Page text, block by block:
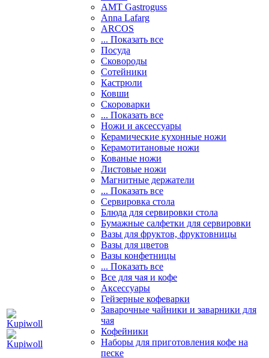
AMT Gastroguss
Anna Lafarg
ARCOS
... Показать все
Посуда
Сковороды
Сотейники
Кастрюли
Ковши
Скороварки
... Показать все
Ножи и аксессуары
Керамические кухонные ножи
Керамотитановые ножи
Кованые ножи
Листовые ножи
Магнитные держатели
... Показать все
Сервировка стола
Блюда для сервировки стола
Бумажные салфетки для сервировки
Вазы для фруктов, фруктовницы
Вазы для цветов
Вазы конфетницы
... Показать все
Все для чая и кофе
Аксессуары
Гейзерные кофеварки
Заварочные чайники и заварники для
чая
Кофейники
Наборы для приготовления кофе на
песке